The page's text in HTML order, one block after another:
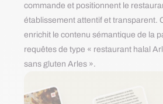
commande et positionnent le
établissement attentif et transparent.
enrichit le contenu sémantique de la
requêtes de type « restaurant halal
sans gluten Arles ».